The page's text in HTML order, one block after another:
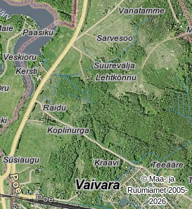
© Maa- ja
Ruumiamet 2005-
2026